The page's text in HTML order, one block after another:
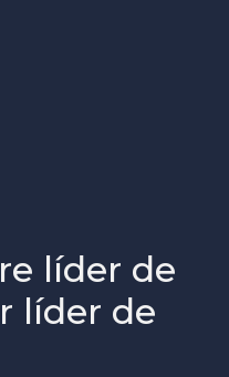
líder de
líder de